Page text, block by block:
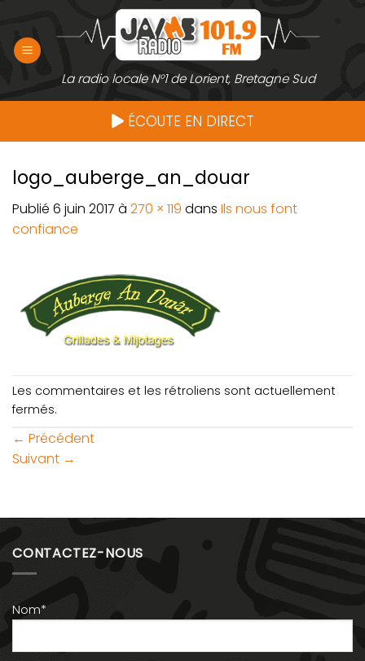
contenu
La radio locale N°1 de Lorient, Bretagne Sud
ÉCOUTE EN DIRECT
logo_auberge_an_douar
Publié 6 juin 2017 à 270 × 119 dans Ils nous font
confiance
Les commentaires et les rétroliens sont actuellement
fermés.
← Précédent
Suivant →
CONTACTEZ-NOUS
Nom*